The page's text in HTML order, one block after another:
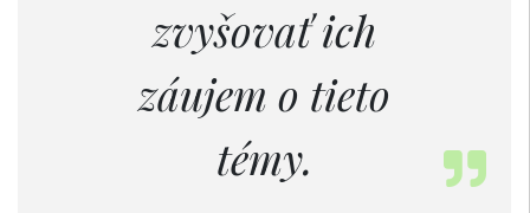
zvyšovať ich
záujem o tieto
témy.